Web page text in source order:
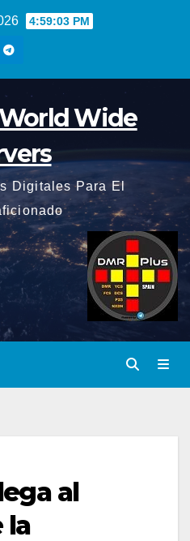
4:59:04 PM
Wide
Digitales Para El
al
la